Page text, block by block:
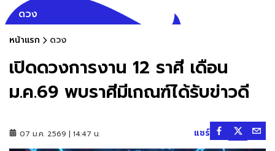
ดวง
หน้าแรก ดวง
เปิดดวงการงาน 12 ราศี เดือน
ม.ค.69 พบราศีมีเกณฑ์ได้รับข่าวดี
07 ม.ค. 2569 | 14:47 น. แชร์